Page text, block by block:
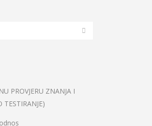
PROVJERU ZNANJA I
TESTIRANJE)